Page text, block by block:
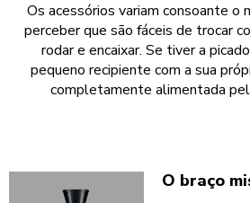
Os acessórios variam consoante o
perceber que são fáceis de trocar
rodar e encaixar. Se tiver a
pequeno recipiente com a sua
completamente alimentada
O braço